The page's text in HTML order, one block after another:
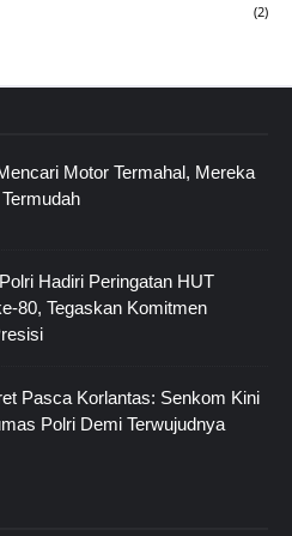
(2)
Motor Termahal, Mereka
Hadiri Peringatan HUT
80, Tegaskan Komitmen
Pasca Korlantas: Senkom Kini
Polri Demi Terwujudnya